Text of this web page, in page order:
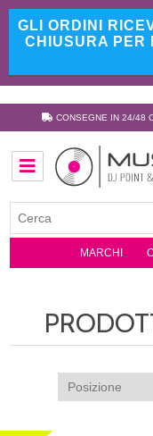
GLI ORDINI
CHIUSURA PER
CONSEGNE IN 24/48
MARCHI